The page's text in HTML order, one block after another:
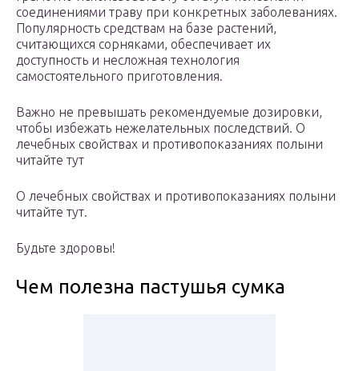
соединениями траву при конкретных заболеваниях.
Популярность средствам на базе растений,
считающихся сорняками, обеспечивает их
доступность и несложная технология
самостоятельного приготовления.
Важно не превышать рекомендуемые дозировки,
чтобы избежать нежелательных последствий. О
лечебных свойствах и противопоказаниях полыни
читайте тут
О лечебных свойствах и противопоказаниях полыни
читайте тут.
Будьте здоровы!
Чем полезна пастушья сумка